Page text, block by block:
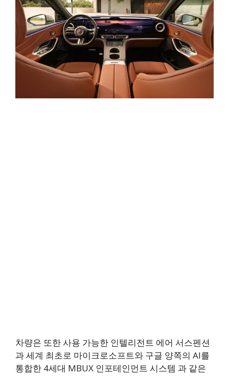
차량은 또한 사용 가능한 인텔리전트 에어 서스펜션
과 세계 최초로 마이크로소프트와 구글 양쪽의 AI를
통합한 4세대 MBUX 인포테인먼트 시스템 과 같은